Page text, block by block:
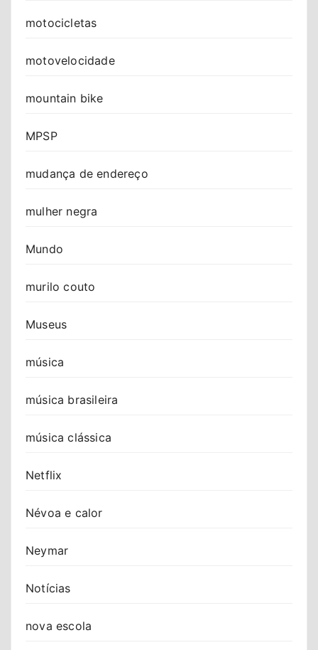
motocicletas
motovelocidade
mountain bike
MPSP
mudança de endereço
mulher negra
Mundo
murilo couto
Museus
música
música brasileira
música clássica
Netflix
Névoa e calor
Neymar
Notícias
nova escola